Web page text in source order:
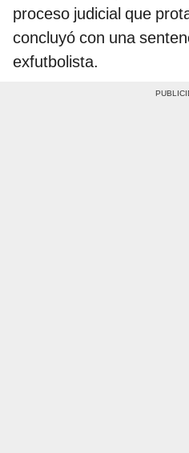
proceso judicial que
concluyó con una
exfutbolista.